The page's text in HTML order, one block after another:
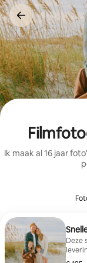
Ga
direct
naar
inhoud
Ik maak al 16 jaar
Deze